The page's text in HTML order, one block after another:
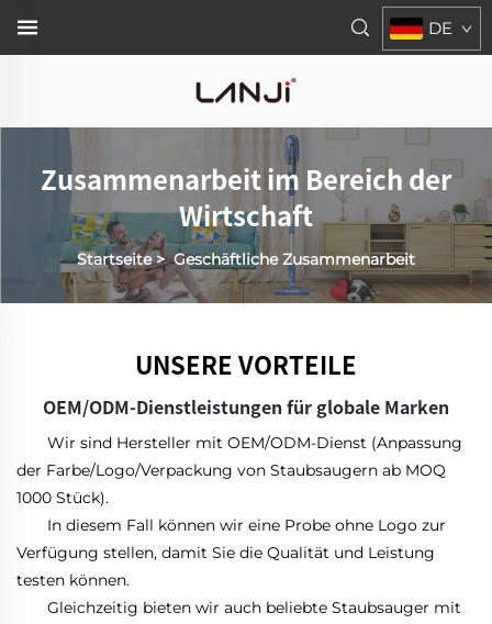
DE
Zusammenarbeit im Bereich der
Wirtschaft
Startseite>Geschäftliche Zusammenarbeit
UNSERE VORTEILE
OEM/ODM-Dienstleistungen für globale Marken
Wir sind Hersteller mit OEM/ODM-Dienst (Anpassung
der Farbe/Logo/Verpackung von Staubsaugern ab MOQ
1000 Stück).
In diesem Fall können wir eine Probe ohne Logo zur
Verfügung stellen, damit Sie die Qualität und Leistung
testen können.
Gleichzeitig bieten wir auch beliebte Staubsauger mit